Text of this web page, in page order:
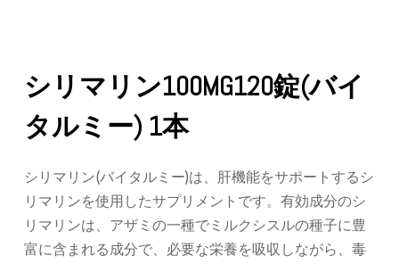
シリマリン100MG120錠(バイ
タルミー) 1本
シリマリン(バイタルミー)は、肝機能をサポートするシ
リマリンを使用したサプリメントです。有効成分のシ
リマリンは、アザミの一種でミルクシスルの種子に豊
富に含まれる成分で、必要な栄養を吸収しながら、毒